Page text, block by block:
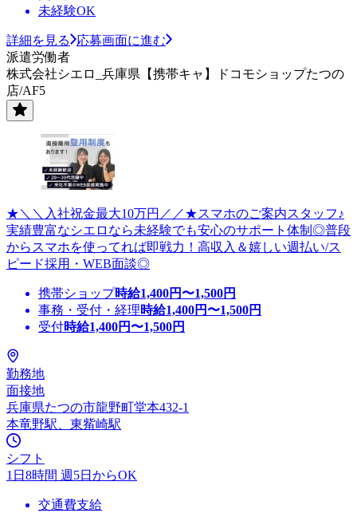
未経験OK
詳細を見る
応募画面に進む
派遣労働者
株式会社シエロ_兵庫県【携帯キャ】ドコモショップたつの
店/AF5
★＼＼入社祝金最大10万円／／★スマホのご案内スタッフ♪
実績豊富なシエロなら未経験でも安心のサポート体制◎普段
からスマホを使ってれば即戦力！高収入＆嬉しい週払い/ス
ピード採用・WEB面談◎
携帯ショップ時給1,400円〜1,500円
事務・受付・経理時給1,400円〜1,500円
受付時給1,400円〜1,500円
勤務地
面接地
兵庫県たつの市龍野町堂本432-1
本竜野駅、東觜崎駅
シフト
1日8時間 週5日からOK
交通費支給